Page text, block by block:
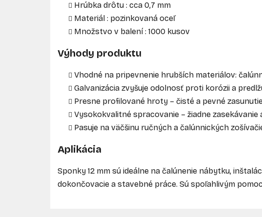
Hrúbka drôtu : cca 0,7 mm
Materiál : pozinkovaná oceľ
Množstvo v balení : 1000 kusov
Výhody produktu
Vhodné na pripevnenie hrubších materiálov:
Galvanizácia zvyšuje odolnosť proti korózii a
Presne profilované hroty – čisté a pevné
Vysokokvalitné spracovanie – žiadne
Pasuje na väčšinu ručných a čalúnnických
Aplikácia
Sponky 12 mm sú ideálne na čalúnenie nábytku,
dokončovacie a stavebné práce. Sú spoľahlivým